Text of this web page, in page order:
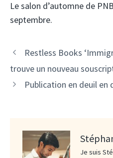
Le salon d’automne de
septembre.
Restless Books
trouve un nouveau
Publication en deuil en
Je suis